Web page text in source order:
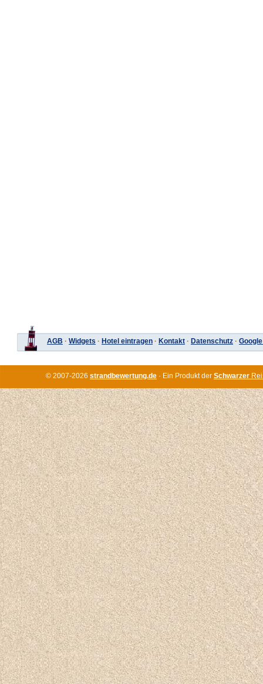
AGB · Widgets · Hotel eintragen · Kontakt · Datenschutz ·
© 2007-2026 strandbewertung.de · Ein Produkt der Schwarzer